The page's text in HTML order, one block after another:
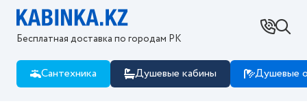
Бесплатная доставка по городам РК
Сантехника Душевые кабины Душевые